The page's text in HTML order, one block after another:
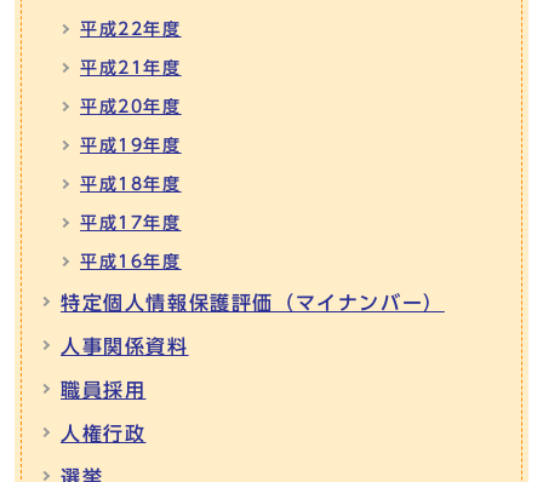
平成22年度
平成21年度
平成20年度
平成19年度
平成18年度
平成17年度
平成16年度
特定個人情報保護評価（マイナンバー）
人事関係資料
職員採用
人権行政
選挙